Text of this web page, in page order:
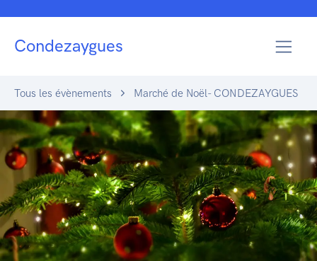
Condezaygues
Tous les évènements Marché de Noël- CONDEZAYGUES